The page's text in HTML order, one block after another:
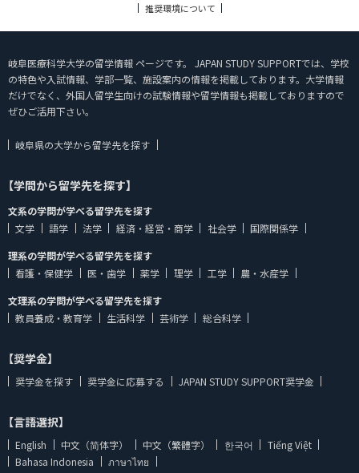
推奨環境について
岐阜医療科学大学の留学情報 ページです。 JAPAN STUDY SUPPORTでは、学校
の特色や入試情報、学部一覧、施設案内の情報を掲載しております。大学情報
だけでなく、外国人留学生向けの試験情報や留学情報も掲載しておりますので
ぜひご活用下さい。
岐阜県の大学から留学先を探す
【学問から留学先を探す】
文系の学問が学べる留学先を探す
文学
語学 法学 経済・経営・商学 社会学
国際関係学
理系の学問が学べる留学先を探す
看護・保健学
医・歯学 薬学 理学 工学
農・水産学
文理系の学問が学べる留学先を探す
教員養成・教育学
生活科学 芸術学 総合科学
【奨学金】
奨学金を探す 奨学金に応募する JAPAN STUDY SUPPORT奨学金
【言語選択】
English 中文（简体字） 中文（繁體字） 한국어
Tiếng Việt
Bahasa Indonesia
ภาษาไทย